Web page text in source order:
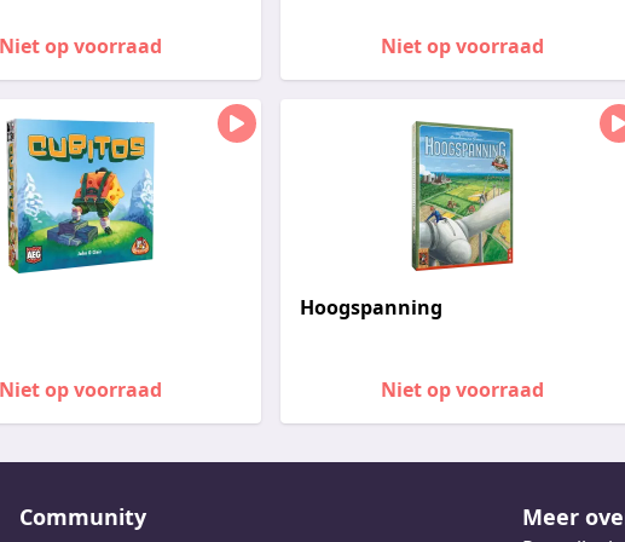
op voorraad Niet op voorraad
op voorraad
Hoogspanning
Niet op voorraad
Community Meer